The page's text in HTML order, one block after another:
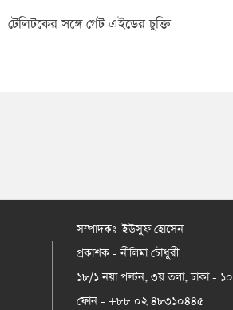
টেলিটকের সঙ্গে গেট এইডের চুক্তি
সম্পাদকঃ ইউসুফ হোসেন
প্রকাশক - নীলিমা চৌধুরী
১৮/১ নয়া পল্টন, ৩য় তলা, ঢাকা -
ফোন - +৮৮ ০২ ৪৮৩১০৪৪৫